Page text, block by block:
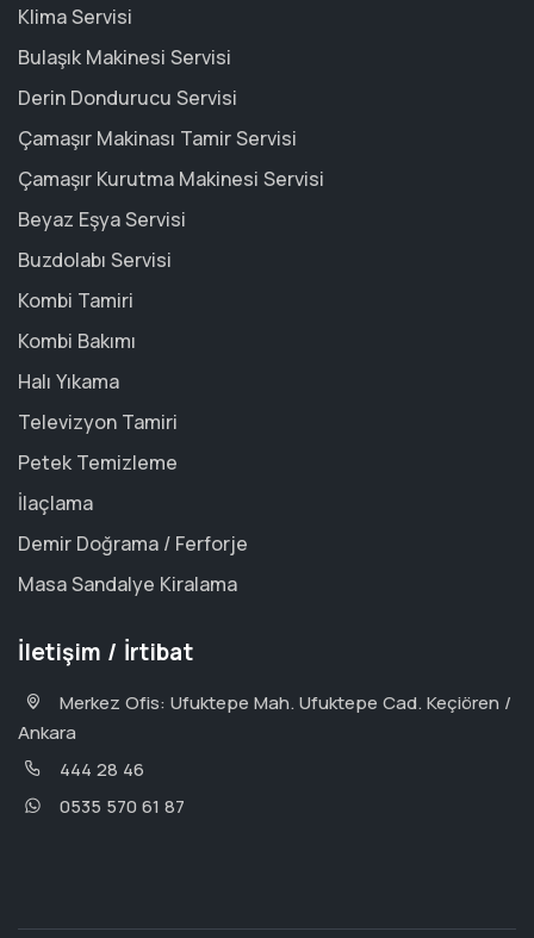
Klima Servisi
Bulaşık Makinesi Servisi
Derin Dondurucu Servisi
Çamaşır Makinası Tamir Servisi
Çamaşır Kurutma Makinesi Servisi
Beyaz Eşya Servisi
Buzdolabı Servisi
Kombi Tamiri
Kombi Bakımı
Halı Yıkama
Televizyon Tamiri
Petek Temizleme
İlaçlama
Demir Doğrama / Ferforje
Masa Sandalye Kiralama
İletişim / İrtibat
Merkez Ofis: Ufuktepe Mah. Ufuktepe Cad. Keçiören /
Ankara
444 28 46
0535 570 61 87